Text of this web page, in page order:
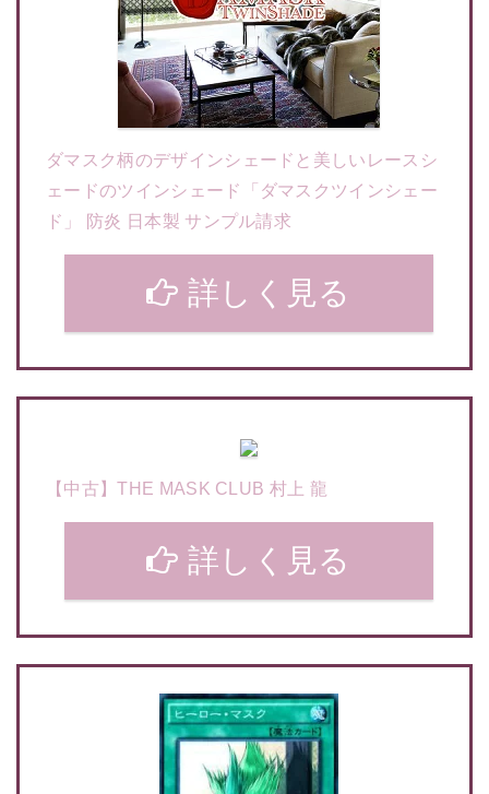
ダマスク柄のデザインシェードと美しいレースシ
ェードのツインシェード「ダマスクツインシェー
ド」 防炎 日本製 サンプル請求
詳しく見る
【中古】THE MASK CLUB 村上 龍
詳しく見る